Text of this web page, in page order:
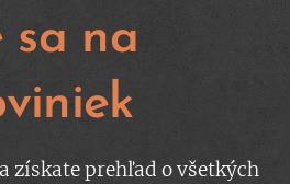
sa na
získate prehľad o všetkých